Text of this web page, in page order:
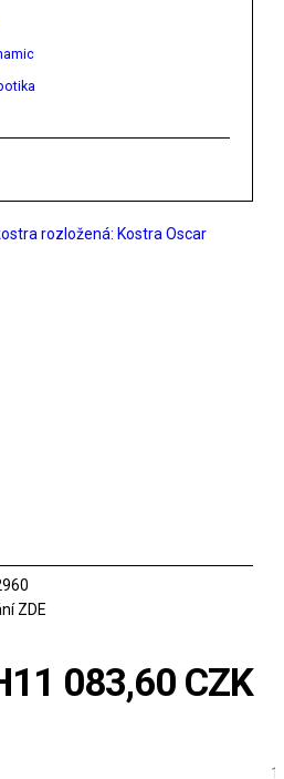
ZDE
11 083,60 CZK